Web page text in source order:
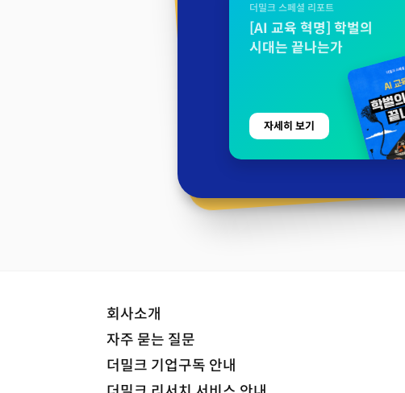
더밀크 스페셜 리포트
[AI 교육 혁명] 학벌의
시대는 끝나는가
자세히 보기
회사소개
자주 묻는 질문
더밀크 기업구독 안내